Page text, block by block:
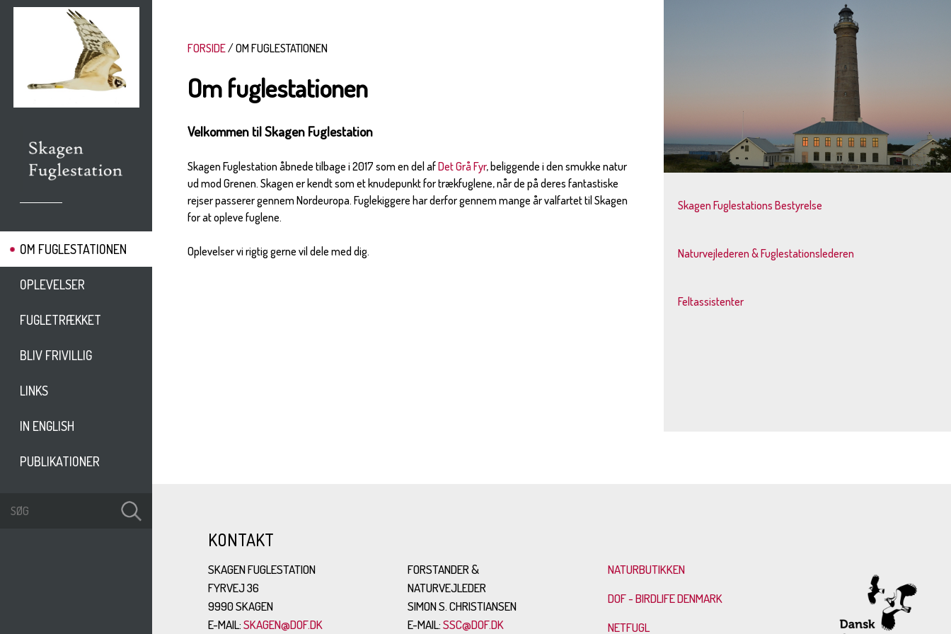
OM FUGLESTATIONEN
OPLEVELSER
FUGLETRÆKKET
BLIV FRIVILLIG
LINKS
IN ENGLISH
PUBLIKATIONER
FORSIDE OM FUGLESTATIONEN
Om fuglestationen
Velkommen til Skagen Fuglestation
Skagen Fuglestation åbnede tilbage i 2017 som en del afDet Grå Fyr, beliggende i den smukke natur
ud mod Grenen. Skagen er kendt som et knudepunkt for trækfuglene, når de på deres fantastiske
rejser passerer gennem Nordeuropa. Fuglekiggere har derfor gennem mange år valfartet til Skagen
for at opleve fuglene.
Oplevelser vi rigtig gerne vil dele med dig.
Skagen Fuglestations Bestyrelse
Naturvejlederen & Fuglestationslederen
Feltassistenter
KONTAKT
SKAGEN FUGLESTATION
FYRVEJ 36
9990 SKAGEN
E-MAIL:SKAGEN@DOF.DK
FORSTANDER &
NATURVEJLEDER
SIMON S. CHRISTIANSEN
E-MAIL:SSC@DOF.DK
NATURBUTIKKEN
DOF - BIRDLIFE DENMARK
NETFUGL